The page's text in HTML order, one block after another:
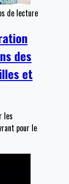
de lecture
des
et
les
pour le